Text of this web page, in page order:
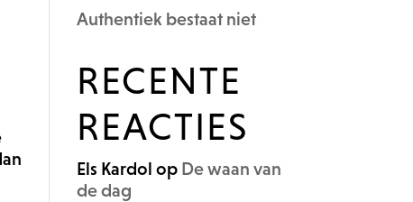
Authentiek bestaat niet
RECENTE
REACTIES
Els Kardol op De waan van
de dag